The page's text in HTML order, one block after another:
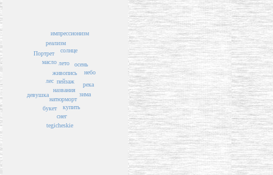
пейзаж
названия
живопись
лето
натюрморт
купить
солнце
лес
зима
осень
букет
масло
река
снег
tegicheskie
реализм
небо
импрессионизм
Портрет
девушка